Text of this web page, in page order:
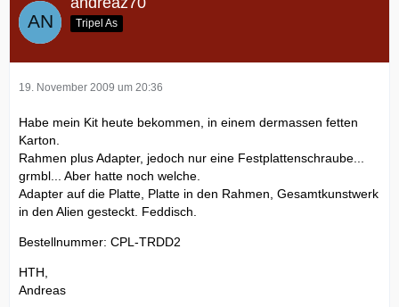
Tripel As
19. November 2009 um 20:36
Habe mein Kit heute bekommen, in einem dermassen fetten
Karton.
Rahmen plus Adapter, jedoch nur eine Festplattenschraube...
grmbl... Aber hatte noch welche.
Adapter auf die Platte, Platte in den Rahmen, Gesamtkunstwerk
in den Alien gesteckt. Feddisch.
Bestellnummer: CPL-TRDD2
HTH,
Andreas